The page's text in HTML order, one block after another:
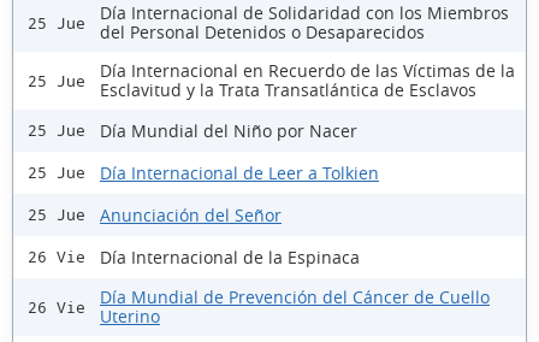
25 Jue
Día Internacional de Solidaridad con los Miembros
del Personal Detenidos o Desaparecidos
25 Jue
Día Internacional en Recuerdo de las Víctimas de la
Esclavitud y la Trata Transatlántica de Esclavos
25 Jue Día Mundial del Niño por Nacer
25 Jue Día Internacional de Leer a Tolkien
25 Jue Anunciación del Señor
26 Vie Día Internacional de la Espinaca
26 Vie
Día Mundial de Prevención del Cáncer de Cuello
Uterino